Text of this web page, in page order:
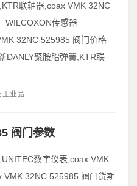
联轴器,coax VMK 32NC
WILCOXON传感器
32NC 525985 阀门价格
DANLY聚胺脂弹簧,KTR联
工业品
阀门参数
数字仪表,coax VMK
32NC 525985 阀门货期